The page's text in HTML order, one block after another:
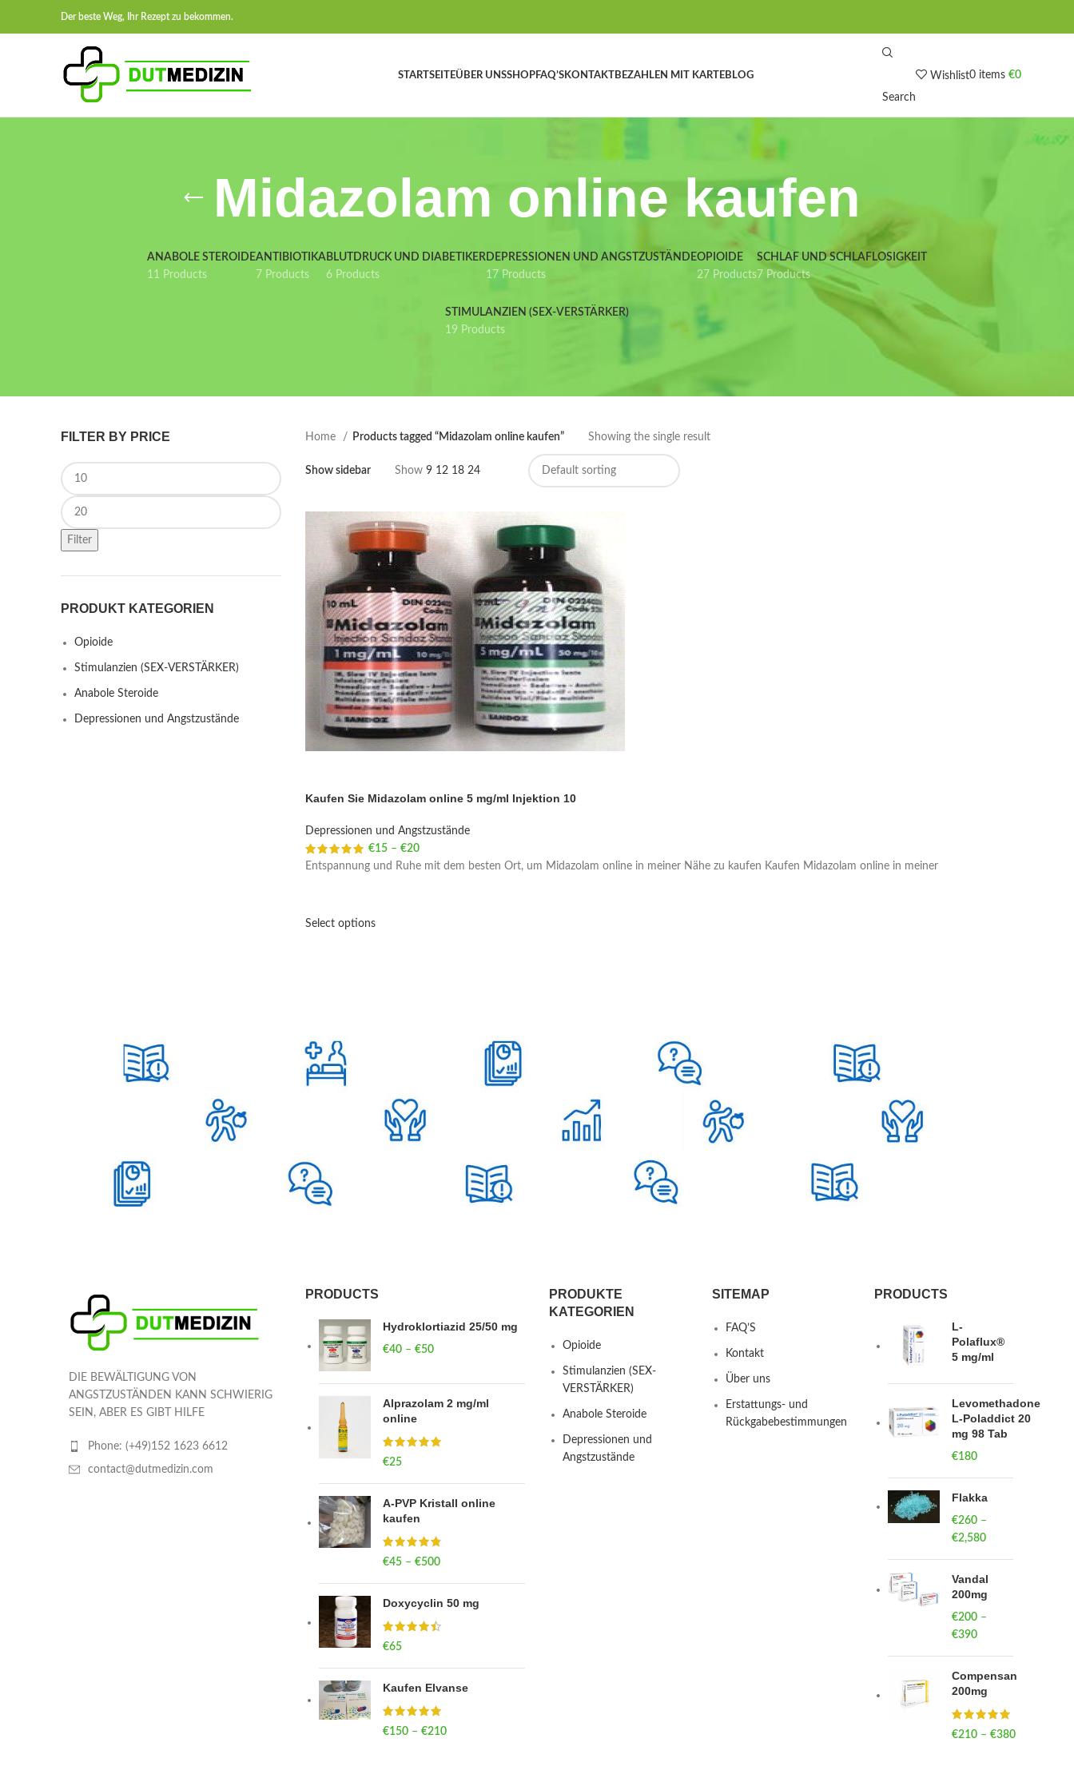
Der beste Weg, Ihr Rezept zu bekommen.
STARTSEITEÜBER UNSSHOPFAQ’SKONTAKTBEZAHLEN MIT KARTEBLOG
Search
Wishlist0 items €0
Midazolam online kaufen
ANABOLE STEROIDE
11 Products
ANTIBIOTIKA
7 Products
BLUTDRUCK UND DIABETIKER
6 Products
DEPRESSIONEN UND ANGSTZUSTÄNDE
17 Products
OPIOIDE
27 Products
SCHLAF UND SCHLAFLOSIGKEIT
7 Products
STIMULANZIEN (SEX-VERSTÄRKER)
19 Products
FILTER BY PRICE
Min price
Max price
Filter
PRODUKT KATEGORIEN
Opioide
Stimulanzien (SEX-VERSTÄRKER)
Anabole Steroide
Depressionen und Angstzustände
Home Products tagged “Midazolam online kaufen” Showing the single result
Show sidebar Show 9 12 18 24
Kaufen Sie Midazolam online 5 mg/ml Injektion 10
Depressionen und Angstzustände
€15 – €20Price range: €15 through €20
Entspannung und Ruhe mit dem besten Ort, um Midazolam online in meiner Nähe zu kaufen Kaufen Midazolam online in meiner
Select options
DIE BEWÄLTIGUNG VON
ANGSTZUSTÄNDEN KANN SCHWIERIG
SEIN, ABER ES GIBT HILFE
Phone: (+49)152 1623 6612
contact@dutmedizin.com
PRODUCTS
Hydroklortiazid 25/50 mg
€40 – €50Price range: €40
Alprazolam 2 mg/ml
online
€25
A-PVP Kristall online
kaufen
€45 – €500Price range: €45
Doxycyclin 50 mg
€65
Kaufen Elvanse
€150 – €210Price range: €150
PRODUKTE
KATEGORIEN
Opioide
Stimulanzien (SEX-
VERSTÄRKER)
Anabole Steroide
Depressionen und
Angstzustände
SITEMAP
FAQ’S
Kontakt
Über uns
Erstattungs- und
Rückgabebestimmungen
PRODUCTS
L-
Polaflux®
5 mg/ml
Levomethadone
L-Poladdict 20
mg 98 Tab
€180
Flakka
€260 –
€2,580
€260
through
Vandal
200mg
€200 –
€390
through
Compensan
200mg
€210 – €380